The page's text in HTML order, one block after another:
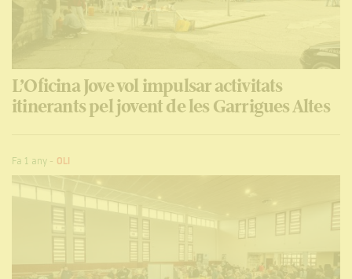
L’Oficina Jove vol impulsar activitats
itinerants pel jovent de les Garrigues Altes
Fa 1 any- OLI